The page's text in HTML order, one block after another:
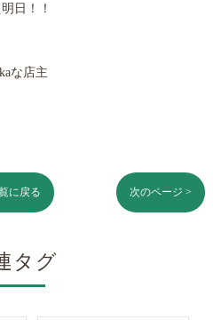
日！！
な店主
に戻る 次のページ >
タグ